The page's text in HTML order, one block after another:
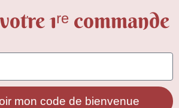
1ʳᵉ commande
mon code de bienvenue